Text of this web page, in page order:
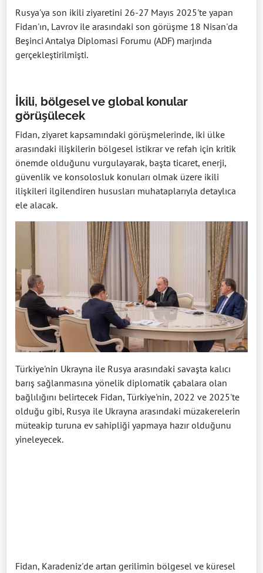
Rusya'ya son ikili ziyaretini 26-27 Mayıs 2025'te yapan
Fidan'ın, Lavrov ile arasındaki son görüşme 18 Nisan'da
Beşinci Antalya Diplomasi Forumu (ADF) marjında
gerçekleştirilmişti.
İkili, bölgesel ve global konular
görüşülecek
Fidan, ziyaret kapsamındaki görüşmelerinde, iki ülke
arasındaki ilişkilerin bölgesel istikrar ve refah için kritik
önemde olduğunu vurgulayarak, başta ticaret, enerji,
güvenlik ve konsolosluk konuları olmak üzere ikili
ilişkileri ilgilendiren hususları muhataplarıyla detaylıca
ele alacak.
Türkiye'nin Ukrayna ile Rusya arasındaki savaşta kalıcı
barış sağlanmasına yönelik diplomatik çabalara olan
bağlılığını belirtecek Fidan, Türkiye'nin, 2022 ve 2025'te
olduğu gibi, Rusya ile Ukrayna arasındaki müzakerelerin
müteakip turuna ev sahipliği yapmaya hazır olduğunu
yineleyecek.
Fidan, Karadeniz'de artan gerilimin bölgesel ve küresel